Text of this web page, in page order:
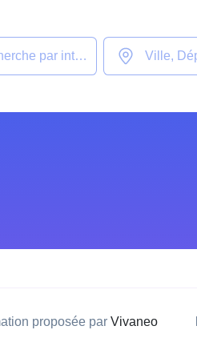
proposée par Vivaneo